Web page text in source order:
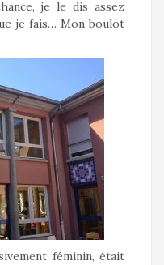
je le dis assez
je fais… Mon boulot
féminin, était